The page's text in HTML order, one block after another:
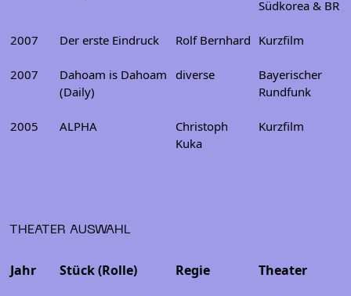
Südkorea & BR
2007 Der erste Eindruck Rolf Bernhard Kurzfilm
2007
Dahoam is Dahoam
(Daily)
diverse
Bayerischer
Rundfunk
2005 ALPHA
Christoph
Kuka
Kurzfilm
THEATER AUSWAHL
Jahr Stück (Rolle) Regie Theater